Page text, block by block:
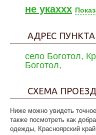
не укаxxx
АДРЕС ПУНКТА
село Боготол,
Боготол,
СХЕМА
Ниже можно увидеть
также посмотреть как
одежды, Красноярский